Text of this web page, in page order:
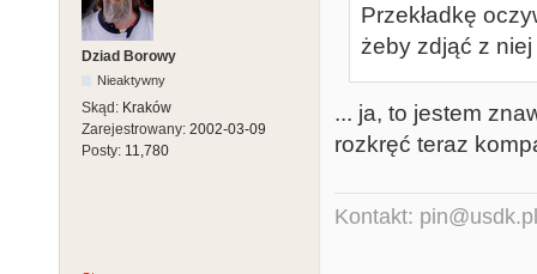
Dziad Borowy
Nieaktywny
Skąd: Kraków
Zarejestrowany: 2002-03-09
Posty: 11,780
Przekładkę
żeby zdjąć z
... ja, to jestem
rozkręć teraz
Kontakt: pin@usdk.pl